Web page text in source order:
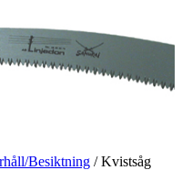
Besiktning / Kvistsåg